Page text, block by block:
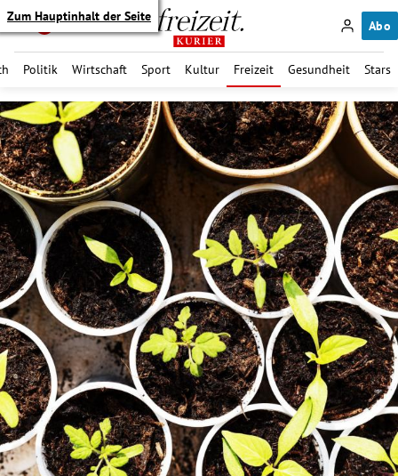
Zum Hauptinhalt der Seite
Abo
Politik Wirtschaft Sport Kultur Freizeit Gesundheit Stars
Untermenü
Untermenü
Untermenü